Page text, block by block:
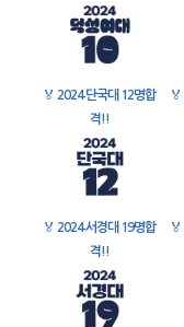
🏅 2024 단국대 12명합
격!!
🏅
🏅 2024 서경대 19명합
격!!
🏅